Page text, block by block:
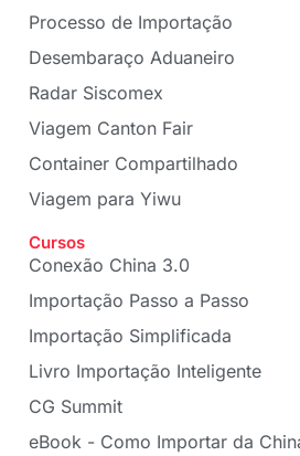
Processo de Importação
Desembaraço Aduaneiro
Radar Siscomex
Viagem Canton Fair
Container Compartilhado
Viagem para Yiwu
Cursos
Conexão China 3.0
Importação Passo a Passo
Importação Simplificada
Livro Importação Inteligente
CG Summit
eBook - Como Importar da